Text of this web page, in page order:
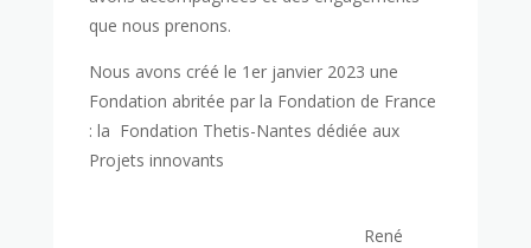
que nous prenons.
Nous avons créé le 1er janvier 2023 une
Fondation abritée par la Fondation de France
: la Fondation Thetis-Nantes dédiée aux
Projets innovants
René